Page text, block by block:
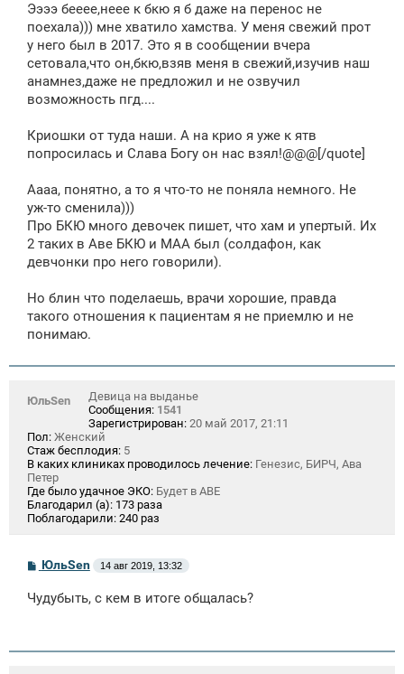
Ээээ бееее,неее к бкю я б даже на перенос не
поехала))) мне хватило хамства. У меня свежий прот
у него был в 2017. Это я в сообщении вчера
сетовала,что он,бкю,взяв меня в свежий,изучив наш
анамнез,даже не предложил и не озвучил
возможность пгд....
Криошки от туда наши. А на крио я уже к ятв
попросилась и Слава Богу он нас взял!@@@[/quote]
Аааа, понятно, а то я что-то не поняла немного. Не
уж-то сменила)))
Про БКЮ много девочек пишет, что хам и упертый. Их
2 таких в Аве БКЮ и МАА был (солдафон, как
девчонки про него говорили).
Но блин что поделаешь, врачи хорошие, правда
такого отношения к пациентам я не приемлю и не
понимаю.
ЮльSen
Девица на выданье
Сообщения: 1541
Зарегистрирован: 20 май 2017, 21:11
Пол: Женский
Стаж бесплодия: 5
В каких клиниках проводилось лечение: Генезис, БИРЧ, Ава
Петер
Где было удачное ЭКО: Будет в АВЕ
Благодарил (а): 173 раза
Поблагодарили: 240 раз
С
б
и
ЮльSen 14 авг 2019, 13:32
Чудубыть, с кем в итоге общалась?